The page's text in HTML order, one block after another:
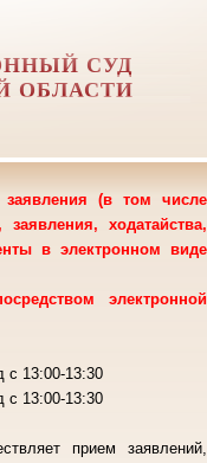
СУД
ОБЛАСТИ
(в том числе
ходатайства,
в электронном виде
электронной
13:00-13:30
13:30
прием заявлений,